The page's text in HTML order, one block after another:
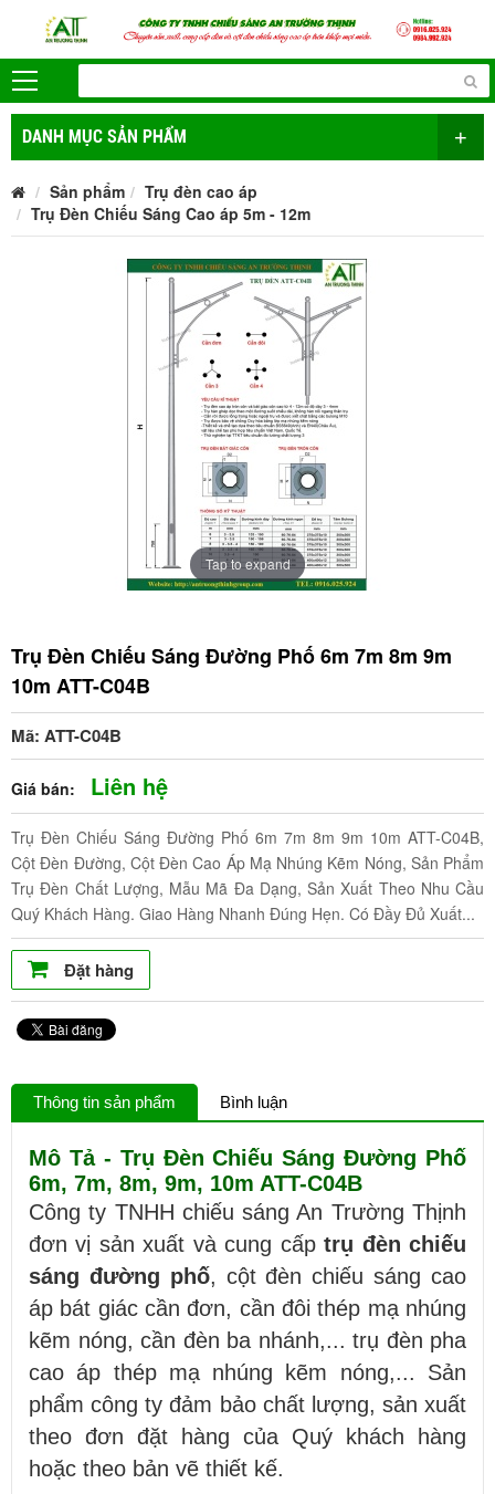
DANH MỤC SẢN PHẨM +
Sản phẩm
Trụ đèn cao áp
Trụ Đèn Chiếu Sáng Cao áp 5m - 12m
Tap to expand
Trụ Đèn Chiếu Sáng Đường Phố 6m 7m 8m 9m
10m ATT-C04B
Mã: ATT-C04B
Giá bán: Liên hệ
Trụ Đèn Chiếu Sáng Đường Phố 6m 7m 8m 9m 10m ATT-C04B,
Cột Đèn Đường, Cột Đèn Cao Áp Mạ Nhúng Kẽm Nóng, Sản Phẩm
Trụ Đèn Chất Lượng, Mẫu Mã Đa Dạng, Sản Xuất Theo Nhu Cầu
Quý Khách Hàng. Giao Hàng Nhanh Đúng Hẹn. Có Đầy Đủ Xuất...
Đặt hàng
Thông tin sản phẩm Bình luận
Mô Tả - Trụ Đèn Chiếu Sáng Đường Phố
6m, 7m, 8m, 9m, 10m ATT-C04B
Công ty TNHH chiếu sáng An Trường Thịnh
đơn vị sản xuất và cung cấptrụ đèn chiếu
sáng đường phố, cột đèn chiếu sáng cao
áp bát giác cần đơn, cần đôi thép mạ nhúng
kẽm nóng, cần đèn ba nhánh,... trụ đèn pha
cao áp thép mạ nhúng kẽm nóng,... Sản
phẩm công ty đảm bảo chất lượng, sản xuất
theo đơn đặt hàng của Quý khách hàng
hoặc theo bản vẽ thiết kế.